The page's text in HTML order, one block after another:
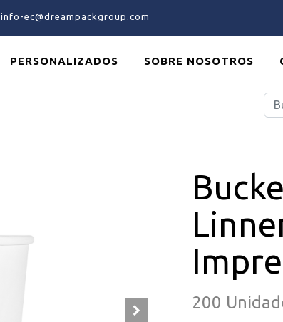
info-ec@dreampackgroup.com
PERSONALIZADOS SOBRE NOSOTROS
200